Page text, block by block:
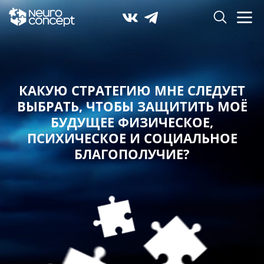
КАКУЮ СТРАТЕГИЮ МНЕ СЛЕДУЕТ
ВЫБРАТЬ,ЧТОБЫ ЗАЩИТИТЬ МОЁ
БУДУЩЕЕ ФИЗИЧЕСКОЕ,
ПСИХИЧЕСКОЕ И СОЦИАЛЬНОЕ
БЛАГОПОЛУЧИЕ?